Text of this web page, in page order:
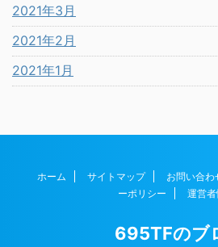
2021年3月
2021年2月
2021年1月
ホーム サイトマップ お問い合わ
ーポリシー
運営者
695TFのブ